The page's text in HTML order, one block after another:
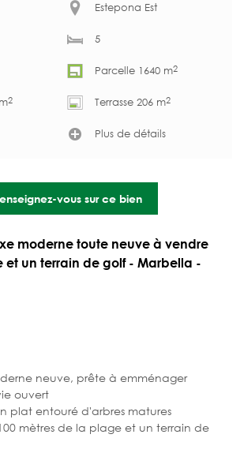
Estepona Est
5
Parcelle 1640 m2
2 Terrasse 206 m2
Plus de détails
vous sur ce bien
moderne toute neuve à vendre
et un terrain de golf - Marbella -
neuve, prête à emménager
ouvert
plat entouré d'arbres matures
mètres de la plage et un terrain de